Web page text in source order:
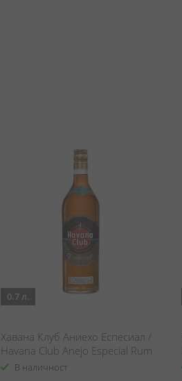
0.7 л.
Хавана Клуб Аниехо Еспесиал /
Havana Club Anejo Especial Rum
В наличност